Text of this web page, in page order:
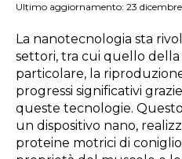
Ultimo aggiornamento: 23
La nanotecnologia sta
settori, tra cui quello
particolare, la
progressi significativi
queste tecnologie.
un dispositivo nano,
proteine motrici di